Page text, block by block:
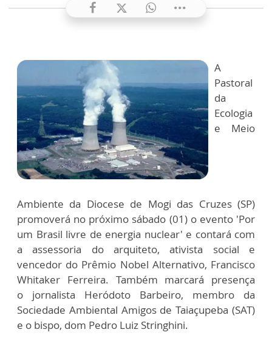
A
Pastoral
da
Ecologia
e Meio
Ambiente da Diocese de Mogi das Cruzes (SP)
promoverá no próximo sábado (01) o evento 'Por
um Brasil livre de energia nuclear' e contará com
a assessoria do arquiteto, ativista social e
vencedor do Prêmio Nobel Alternativo, Francisco
Whitaker Ferreira. Também marcará presença
o jornalista Heródoto Barbeiro, membro da
Sociedade Ambiental Amigos de Taiaçupeba (SAT)
e o bispo, dom Pedro Luiz Stringhini.